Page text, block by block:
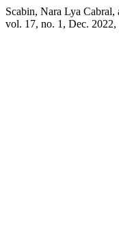
Scabin, Nara Lya
vol. 17, no. 1, Dec. 2022,